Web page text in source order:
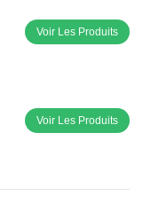
Voir Les Produits
Voir Les Produits